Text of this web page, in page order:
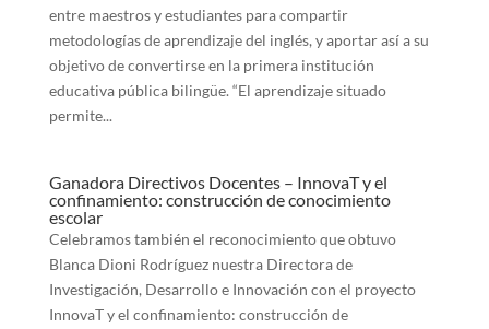
entre maestros y estudiantes para compartir
metodologías de aprendizaje del inglés, y aportar así a su
objetivo de convertirse en la primera institución
educativa pública bilingüe. “El aprendizaje situado
permite...
Ganadora Directivos Docentes – InnovaT y el
confinamiento: construcción de conocimiento
escolar
Celebramos también el reconocimiento que obtuvo
Blanca Dioni Rodríguez nuestra Directora de
Investigación, Desarrollo e Innovación con el proyecto
InnovaT y el confinamiento: construcción de